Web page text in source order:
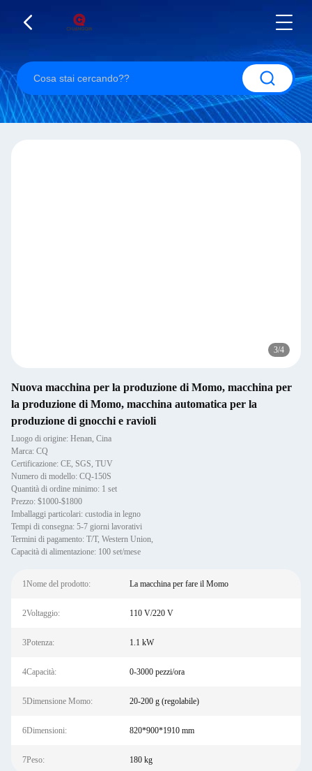
3/4
Nuova macchina per la produzione di Momo, macchina per
la produzione di Momo, macchina automatica per la
produzione di gnocchi e ravioli
Luogo di origine: Henan, Cina
Marca: CQ
Certificazione: CE, SGS, TUV
Numero di modello: CQ-150S
Quantità di ordine minimo: 1 set
Prezzo: $1000-$1800
Imballaggi particolari: custodia in legno
Tempi di consegna: 5-7 giorni lavorativi
Termini di pagamento: T/T, Western Union,
Capacità di alimentazione: 100 set/mese
1Nome del prodotto: La macchina per fare il Momo
2Voltaggio: 110 V/220 V
3Potenza: 1.1 kW
4Capacità: 0-3000 pezzi/ora
5Dimensione Momo: 20-200 g (regolabile)
6Dimensioni: 820*900*1910 mm
7Peso: 180 kg